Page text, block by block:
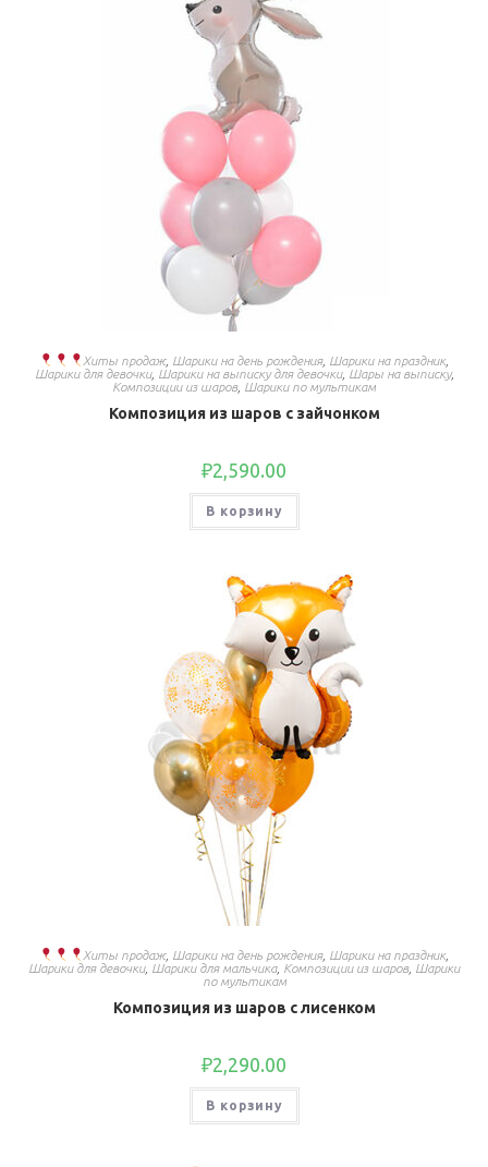
Хиты продаж, Шарики на день рождения, Шарики на праздник,
Шарики для девочки, Шарики на выписку для девочки, Шары на выписку,
Композиции из шаров, Шарики по мультикам
Композиция из шаров с зайчонком
₽2,590.00
В корзину
Хиты продаж, Шарики на день рождения, Шарики на праздник,
Шарики для девочки, Шарики для мальчика, Композиции из шаров, Шарики
по мультикам
Композиция из шаров с лисенком
₽2,290.00
В корзину